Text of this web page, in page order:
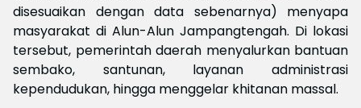
disesuaikan dengan data sebenarnya) menyapa
masyarakat di Alun-Alun Jampangtengah. Di lokasi
tersebut, pemerintah daerah menyalurkan bantuan
sembako, santunan, layanan administrasi
kependudukan, hingga menggelar khitanan massal.